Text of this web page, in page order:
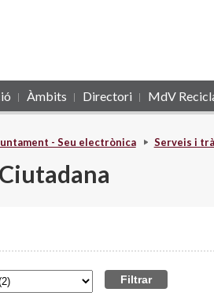
Àmbits Directori MdV
- Seu electrònica Serveis i